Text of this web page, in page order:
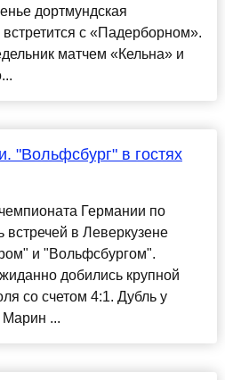
дортмундская
с «Падерборном».
матчем «Кельна» и
"Вольфсбург" в гостях
Германии по
в Леверкузене
и "Вольфсбургом".
добились крупной
со счетом 4:1. Дубль у
...